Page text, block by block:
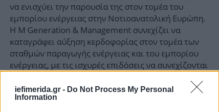
iefimerida.gr - Do Not Process My Personal
Information
να ενισχύει την παρουσία της στον τομέα του
εμπορίου ενέργειας στην Νοτιοανατολική Ευρώπη.
H M Generation & Management συνεχίζει να
καταγράφει αύξηση κερδοφορίας στον τομέα των
σταθμών παραγωγής ενέργειας και του εμπορίου
ενέργειας, με τις ισχυρές επιδόσεις να συνεχίζονται
Μέσω της M Customer Solutions / Protergia, η
METLEN κατάφερε να αγγίξει μερίδιο αγοράς 19,4%